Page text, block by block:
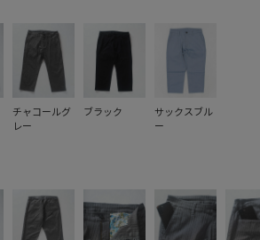
チャコールグ
レー
ブラック
サックスブル
ー